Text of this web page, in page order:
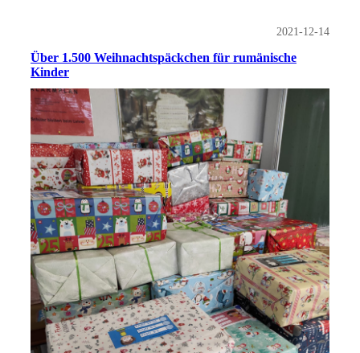
2021-12-14
Über 1.500 Weihnachtspäckchen für rumänische
Kinder